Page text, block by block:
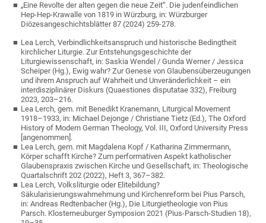
„Eine Revolte der alten gegen die neue Zeit“. Die judenfeindlichen
Hep-Hep-Krawalle von 1819 in Würzburg, in: Würzburger
Diözesangeschichtsblätter 87 (2024) 259-278.
Lea Lerch, Verbindlichkeitsanspruch und historische Bedingtheit
kirchlicher Liturgie. Zur Entstehungsgeschichte der
Liturgiewissenschaft, in: Saskia Wendel / Gunda Werner / Jessica
Scheiper (Hg.), Ewig wahr? Zur Genese von Glaubensüberzeugungen
und ihrem Anspruch auf Wahrheit und Unveränderlichkeit – ein
interdisziplinärer Diskurs (Quaestiones disputatae 332), Freiburg
2023, 203–216.
Lea Lerch, gem. mit Benedikt Kranemann, Liturgical Movement
1918–1933, in: Michael Dejonge / Christiane Tietz (Ed.), The Oxford
History of Modern German Theology, Vol. III, Oxford University Press
[angenommen].
Lea Lerch, gem. mit Magdalena Kopf / Katharina Zimmermann,
Körper schafft Kirche? Zum performativen Aspekt katholischer
Glaubenspraxis zwischen Kirche und Gesellschaft, in: Theologische
Quartalschrift 202 (2022), Heft 3, 367–382.
Lea Lerch, Volksliturgie oder Elitebildung?
Säkularisierungswahrnehmung und Kirchenreform bei Pius Parsch,
in: Andreas Redtenbacher (Hg.), Die Liturgietheologie von Pius
Parsch. Klosterneuburger Symposion 2021 (Pius-Parsch-Studien 18),